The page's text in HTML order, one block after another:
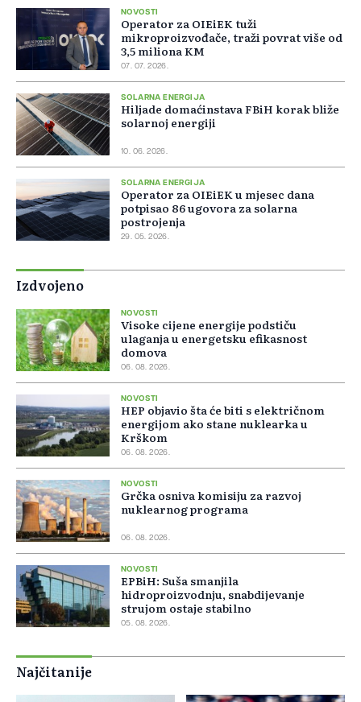
NOVOSTI
Operator za OIEiEK tuži
mikroproizvođače, traži povrat više od
3,5 miliona KM
07. 07. 2026.
SOLARNA ENERGIJA
Hiljade domaćinstava FBiH korak bliže
solarnoj energiji
10. 06. 2026.
SOLARNA ENERGIJA
Operator za OIEiEK u mjesec dana
potpisao 86 ugovora za solarna
postrojenja
29. 05. 2026.
Izdvojeno
NOVOSTI
Visoke cijene energije podstiču
ulaganja u energetsku efikasnost
domova
06. 08. 2026.
NOVOSTI
HEP objavio šta će biti s električnom
energijom ako stane nuklearka u
Krškom
06. 08. 2026.
NOVOSTI
Grčka osniva komisiju za razvoj
nuklearnog programa
06. 08. 2026.
NOVOSTI
EPBiH: Suša smanjila
hidroproizvodnju, snabdijevanje
strujom ostaje stabilno
05. 08. 2026.
Najčitanije